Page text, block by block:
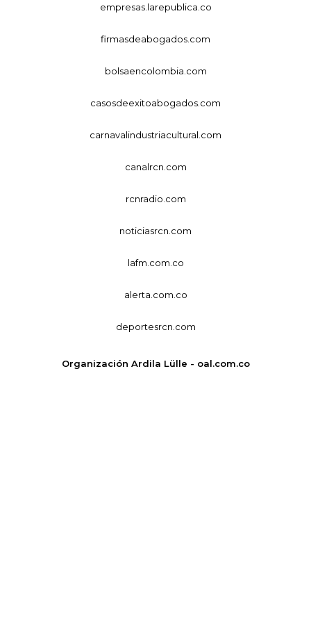
empresas.larepublica.co
firmasdeabogados.com
bolsaencolombia.com
casosdeexitoabogados.com
carnavalindustriacultural.com
canalrcn.com
rcnradio.com
noticiasrcn.com
lafm.com.co
alerta.com.co
deportesrcn.com
Organización Ardila Lülle - oal.com.co